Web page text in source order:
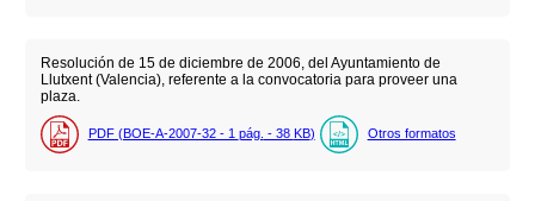
Resolución de 15 de diciembre de 2006, del Ayuntamiento de
Llutxent (Valencia), referente a la convocatoria para proveer una
plaza.
PDF (BOE-A-2007-32 - 1 pág. - 38 KB) Otros formatos